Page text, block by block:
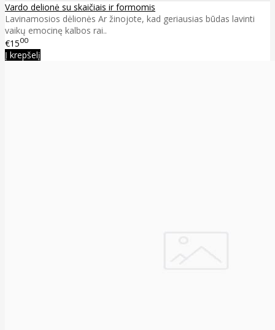
Vardo delionė su skaičiais ir formomis
Lavinamosios dėlionės Ar žinojote, kad geriausias būdas lavinti
vaikų emocinę kalbos rai..
€1500
Į krepšelį